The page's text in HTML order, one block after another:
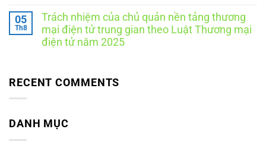
quy
trình,
chi
phí
và
nghiệp
cần
Công
Thương
nhiệm
giữa
các
loại
nền
điện
mại
bình
luận
ở
Trách
nền
điện
tử
05
Th8
Trách nhiệm của chủ quản nền tảng thương
mại điện tử trung gian theo Luật Thương mại
điện tử năm 2025
luận
ở
chủ
quản
RECENT COMMENTS
DANH MỤC